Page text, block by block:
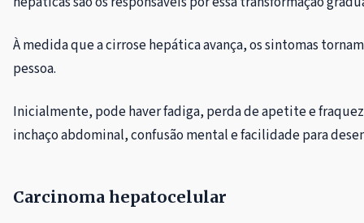
À medida que a cirrose hepática avança, os sintomas
pessoa.
Inicialmente, pode haver fadiga, perda de apetite e
inchaço abdominal, confusão mental e facilidade para
Carcinoma hepatocelular